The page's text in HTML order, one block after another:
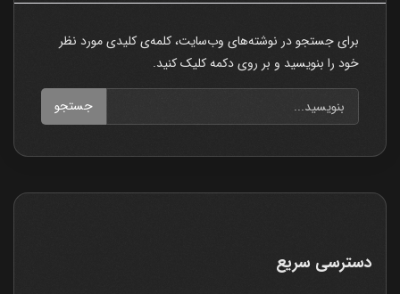
برای جستجو در نوشته‌های وب‌سایت، کلمه‌ی کلیدی مورد نظر
خود را بنویسید و بر روی دکمه کلیک کنید.
جستجو
دسترسی سریع